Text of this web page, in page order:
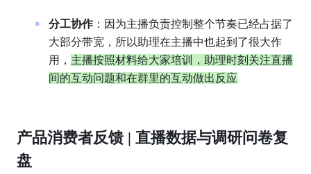
分工协作：因为主播负责控制整个节奏已经占据了
大部分带宽，所以助理在主播中也起到了很大作
用， 主播按照材料给大家培训，助理时刻关注直播
间的互动问题和在群里的互动做出反应
产品消费者反馈 | 直播数据与调研问卷复
盘